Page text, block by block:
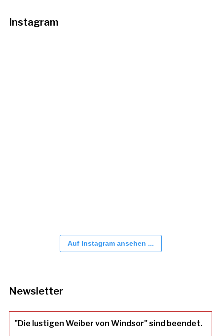
Instagram
Auf Instagram ansehen ...
Newsletter
"Die lustigen Weiber von Windsor" sind beendet.